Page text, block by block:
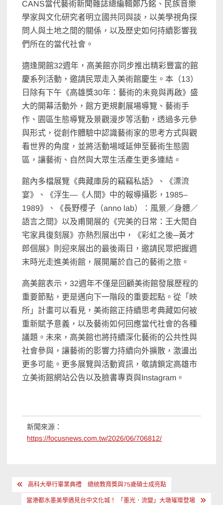
CANS當代藝術新聞雜誌總編輯鄭乃銘、民族音樂
學家與文化研究者明立國共同與談，以美學視角探
問人與土地之間的關係，以及歷史如何持續影響我
們所在的當代社會。
適逢開館32週年，高美館亦同步推出精彩豐富的館
慶系列活動，邀請民眾走入美術館慶生。本（13）
日除有下午《高雄獎30年：藝術的未竟與再啟》盛
大的開幕活動外，館方更規劃展場導覽、藝術手
作、園區生態導覽及景觀漫步等活動，透過多元參
與形式，從創作體驗中認識藝術家的思考方式與觀
看世界的角度，並將活動場域延伸至藝術生態園
區，讓藝術、自然與大眾生活產生更多連結。
館內多檔展覽《典藏庫房的竊竊私語》、《漂流
宴》、《浮生—《人間》中的報導攝影，1985–
1989》、《長野櫻子（anno lab）：風景／身體／
語言之間》以及甫開展的《完美的日常：王大閎自
宅家具復刻展》亦熱烈展出中，《彩虹之後─黃才
郎個展》則迎來展出的最後兩日，邀請民眾把握週
末時光走進美術館，展開屬於自己的藝術之旅。
高美館表示，32週年不僅是回顧美術館發展歷程的
重要節點，更是邁向下一階段的重要起點。從「映
所」計畫可以看見，美術館正持續思考典藏如何被
重新賦予意義，以及藝術如何回應當代社會的各種
議題。未來，高美館也將持續深化藝術的公共性與
社會參與，讓藝術的影響力持續向外擴散，激盪出
更多可能。更多展覽與活動資訊，敬請鎖定高雄市
立美術館網站公告以及臉書專頁與Instagram。
新聞來源：
https://focusnews.com.tw/2026/06/706812/
文 高科大舉行畢業典禮 總統教育獎與75歲碩士成亮點
當港都水墨美學遇見台中文化城！ 「墨光．流變」大墩璀璨登場